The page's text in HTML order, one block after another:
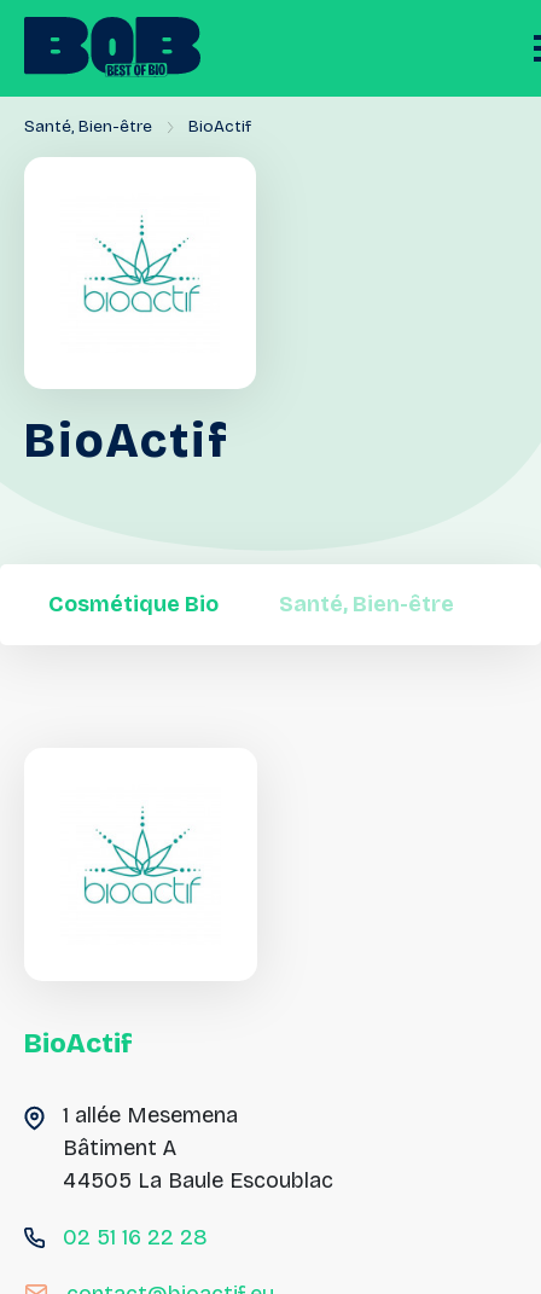
Santé, Bien-être BioActif
BioActif
Cosmétique Bio Santé, Bien-être
BioActif
1 allée Mesemena
Bâtiment A
44505 La Baule Escoublac
02 51 16 22 28